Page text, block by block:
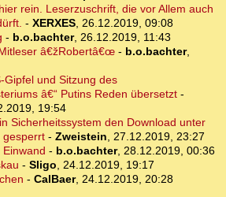
rein. Leserzuschrift, die vor Allem auch
- XERXES, 26.12.2019, 09:08
- b.o.bachter, 26.12.2019, 11:43
â€žRobertâ€œ- b.o.bachter,
Gipfel und Sitzung des
â€“ Putins Reden übersetzt -
19:54
Sicherheitssystem den Download unter
gesperrt - Zweistein, 27.12.2019, 23:27
- b.o.bachter, 28.12.2019, 00:36
- Sligo, 24.12.2019, 19:17
- CalBaer, 24.12.2019, 20:28